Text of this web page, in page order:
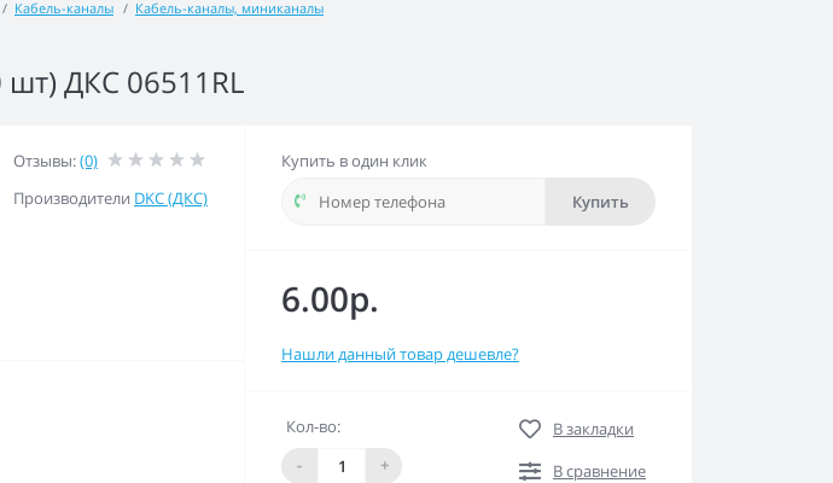
Кабель-каналы
Кабель-каналы, миниканалы
шт) ДКС 06511RL
Отзывы:(0)
Производители DKC (ДКС)
Купить в один клик
Купить
6.00р.
Нашли данный товар дешевле?
Кол-во:
-
+
В закладки
В сравнение